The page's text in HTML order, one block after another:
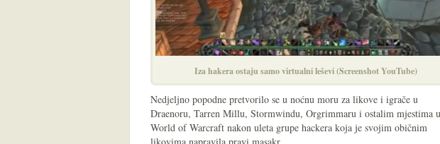
Iza hakera ostaju samo virtualni leševi (Screenshot YouTube)
Nedjeljno popodne pretvorilo se u noćnu moru za likove i igrače u
Draenoru, Tarren Millu, Stormwindu, Orgrimmaru i ostalim mjestima u
World of Warcraft nakon uleta grupe hackera koja je svojim običnim